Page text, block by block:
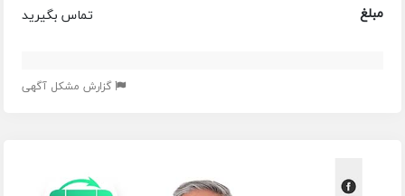
مبلغ
تماس بگیرید
گزارش مشکل آگهی